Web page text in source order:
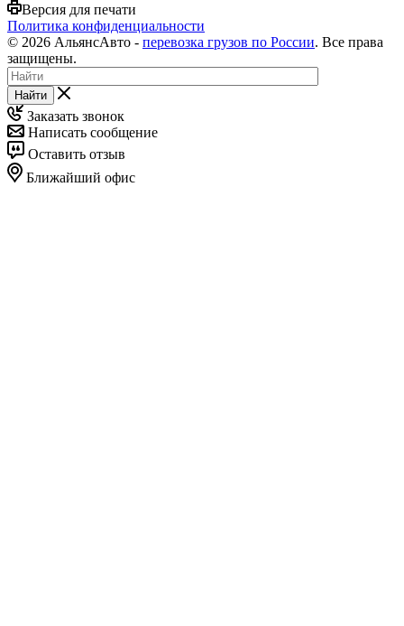
Версия для печати
Политика конфиденциальности
© 2026 АльянсАвто - перевозка грузов по России. Все права
защищены.
Найти
Заказать звонок
Написать сообщение
Оставить отзыв
Ближайший офис